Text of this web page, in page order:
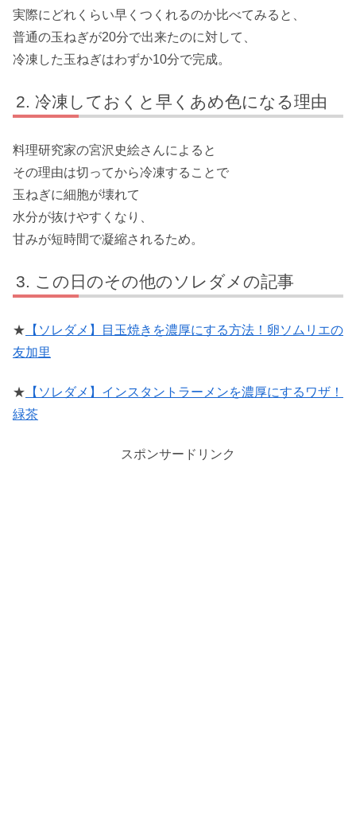
実際にどれくらい早くつくれるのか比べてみると、
普通の玉ねぎが20分で出来たのに対して、
冷凍した玉ねぎはわずか10分で完成。
冷凍しておくと早くあめ色になる理由
料理研究家の宮沢史絵さんによると
その理由は切ってから冷凍することで
玉ねぎに細胞が壊れて
水分が抜けやすくなり、
甘みが短時間で凝縮されるため。
この日のその他のソレダメの記事
★ 【ソレダメ】目玉焼きを濃厚にする方法！卵ソムリエの
友加里
★ 【ソレダメ】インスタントラーメンを濃厚にするワザ！
緑茶
スポンサードリンク